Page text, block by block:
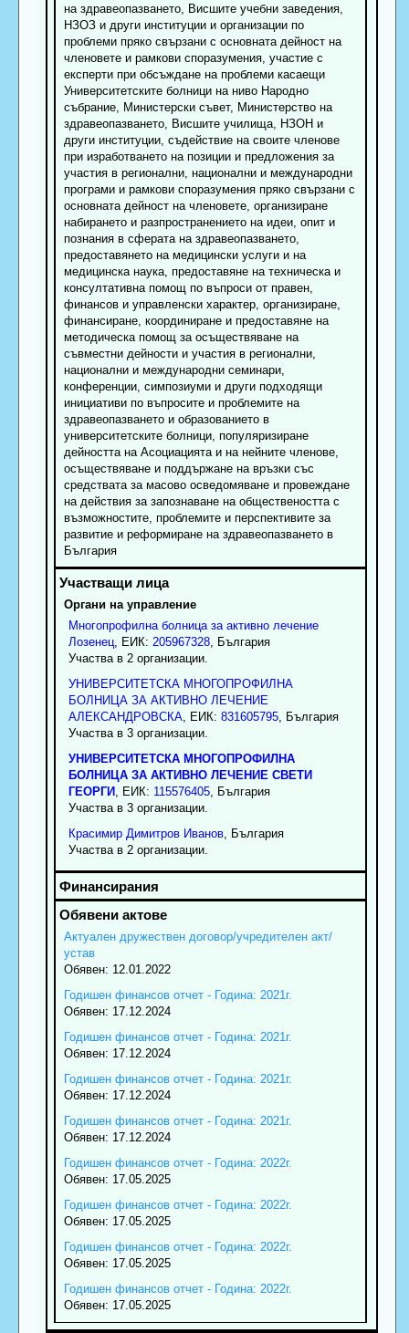
на здравеопазването, Висшите учебни заведения,
НЗОЗ и други институции и организации по
проблеми пряко свързани с основната дейност на
членовете и рамкови споразумения, участие с
експерти при обсъждане на проблеми касаещи
Университетските болници на ниво Народно
събрание, Министерски съвет, Министерство на
здравеопазването, Висшите училища, НЗОН и
други институции, съдействие на своите членове
при изработването на позиции и предложения за
участия в регионални, национални и международни
програми и рамкови споразумения пряко свързани с
основната дейност на членовете, организиране
набирането и разпространението на идеи, опит и
познания в сферата на здравеопазването,
предоставянето на медицински услуги и на
медицинска наука, предоставяне на техническа и
консултативна помощ по въпроси от правен,
финансов и управленски характер, организиране,
финансиране, координиране и предоставяне на
методическа помощ за осъществяване на
съвместни дейности и участия в регионални,
национални и международни семинари,
конференции, симпозиуми и други подходящи
инициативи по въпросите и проблемите на
здравеопазването и образованието в
университетските болници, популяризиране
дейността на Асоциацията и на нейните членове,
осъществяване и поддържане на връзки със
средствата за масово осведомяване и провеждане
на действия за запознаване на обществеността с
възможностите, проблемите и перспективите за
развитие и реформиране на здравеопазването в
България
Органи на управление
Многопрофилна болница за активно лечение
Лозенец, ЕИК: 205967328, България
Участва в 2 организации.
УНИВЕРСИТЕТСКА МНОГОПРОФИЛНА
БОЛНИЦА ЗА АКТИВНО ЛЕЧЕНИЕ
АЛЕКСАНДРОВСКА, ЕИК: 831605795, България
Участва в 3 организации.
УНИВЕРСИТЕТСКА МНОГОПРОФИЛНА
БОЛНИЦА ЗА АКТИВНО ЛЕЧЕНИЕ СВЕТИ
ГЕОРГИ
, ЕИК: 115576405, България
Участва в 3 организации.
Красимир Димитров Иванов, България
Участва в 2 организации.
Актуален дружествен договор/учредителен акт/
устав
Обявен: 12.01.2022
Годишен финансов отчет - Година: 2021г.
Обявен: 17.12.2024
Годишен финансов отчет - Година: 2021г.
Обявен: 17.12.2024
Годишен финансов отчет - Година: 2021г.
Обявен: 17.12.2024
Годишен финансов отчет - Година: 2021г.
Обявен: 17.12.2024
Годишен финансов отчет - Година: 2022г.
Обявен: 17.05.2025
Годишен финансов отчет - Година: 2022г.
Обявен: 17.05.2025
Годишен финансов отчет - Година: 2022г.
Обявен: 17.05.2025
Годишен финансов отчет - Година: 2022г.
Обявен: 17.05.2025